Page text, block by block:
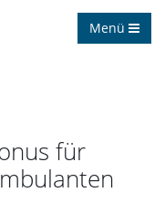
Menü
für